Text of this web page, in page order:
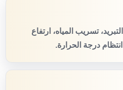
تسريب المياه، ارتفاع
درجة الحرارة.